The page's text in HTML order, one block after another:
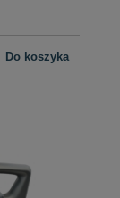
do koszyka